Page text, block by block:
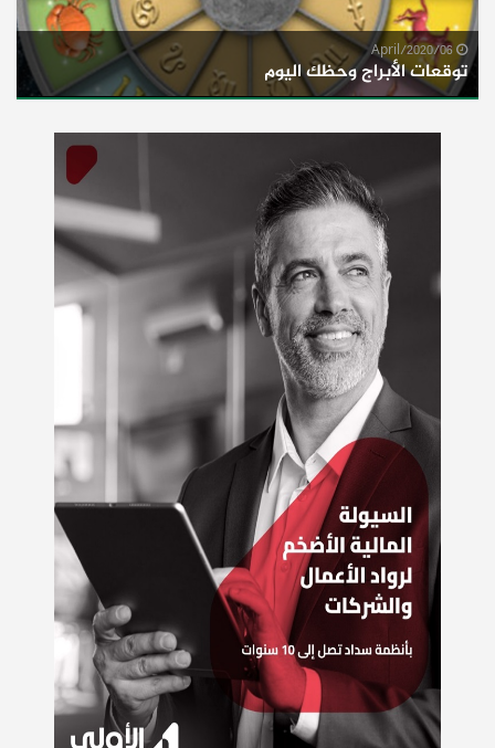
توقعات الأبراج وحظك اليوم